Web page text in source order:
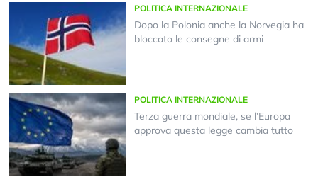
POLITICA INTERNAZIONALE
Dopo la Polonia anche la Norvegia ha
bloccato le consegne di armi
POLITICA INTERNAZIONALE
Terza guerra mondiale, se l’Europa
approva questa legge cambia tutto